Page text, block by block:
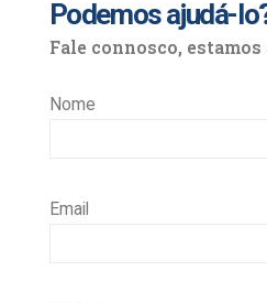
Podemos ajudá-
Fale connosco, estamos
Nome
Email